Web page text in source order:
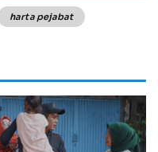
harta pejabat